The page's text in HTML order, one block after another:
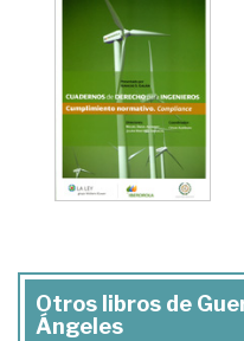
Otros libros de
Ángeles